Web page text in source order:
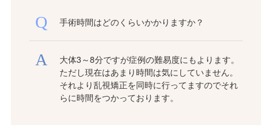
手術時間はどのくらいかかりますか？
大体3～8分ですが症例の難易度にもよります。
ただし現在はあまり時間は気にしていません。
それより乱視矯正を同時に行ってますのでそれ
らに時間をつかっております。